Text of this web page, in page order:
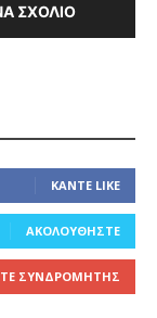
ΣΧΌΛΙΟ
ΚΆΝΤΕ LIKE
ΑΚΟΛΟΥΘΉΣΤΕ
ΣΥΝΔΡΟΜΗΤΉΣ